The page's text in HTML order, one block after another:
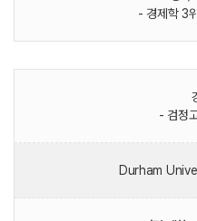
- 경제학 3
- 검정
Durham